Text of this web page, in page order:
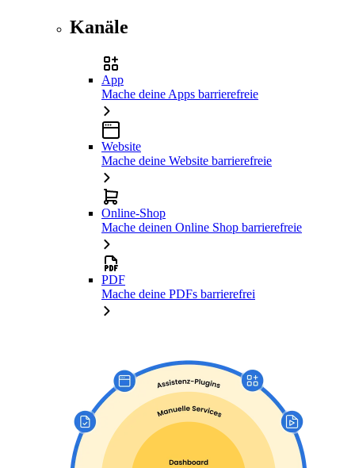
Kanäle
App
Mache deine Apps barrierefreie
Website
Mache deine Website barrierefreie
Online-Shop
Mache deinen Online Shop barrierefreie
PDF
Mache deine PDFs barrierefrei